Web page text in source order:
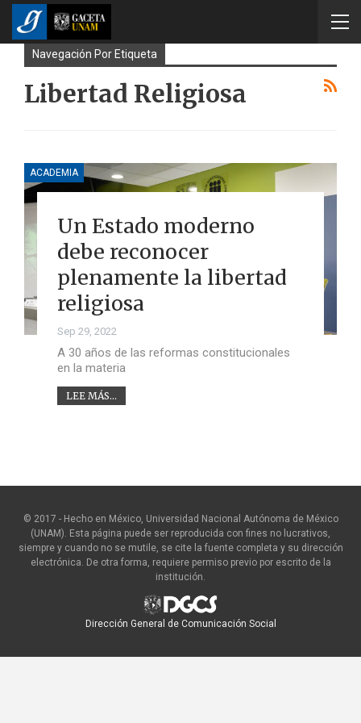
Navegación Por Etiqueta
Libertad Religiosa
ACADEMIA
Un Estado moderno
debe reconocer
plenamente la libertad
religiosa
Sep 29, 2022
A 30 años de las reformas constitucionales
en la materia
LEE MÁS...
© 2017 - Hecho en México, Universidad Nacional Autónoma de México
(UNAM). Esta página puede ser reproducida con fines no lucrativos,
siempre y cuando no se mutile, se cite la fuente completa y su dirección
electrónica. De otra forma, requiere permiso previo por escrito de la
institución.
Dirección General de Comunicación Social